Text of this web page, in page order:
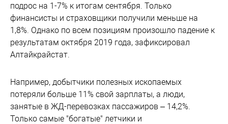
подрос на 1-7% к итогам сентября. Только
финансисты и страховщики получили меньше на
1,8%. Однако по всем позициям произошло падение к
результатам октября 2019 года, зафиксировал
Алтайкрайстат.
Например, добытчики полезных ископаемых
потеряли больше 11% свой зарплаты, а люди,
занятые в ЖД-перевозках пассажиров – 14,2%.
Только самые "богатые" летчики и